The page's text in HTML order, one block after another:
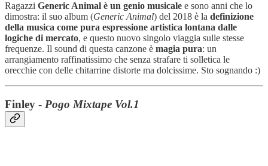
Ragazzi Generic Animal è un genio musicale e sono anni che lo
dimostra: il suo album (Generic Animal) del 2018 è la definizione
della musica come pura espressione artistica lontana dalle
logiche di mercato, e questo nuovo singolo viaggia sulle stesse
frequenze. Il sound di questa canzone è magia pura: un
arrangiamento raffinatissimo che senza strafare ti solletica le
orecchie con delle chitarrine distorte ma dolcissime. Sto sognando :)
Finley - Pogo Mixtape Vol.1